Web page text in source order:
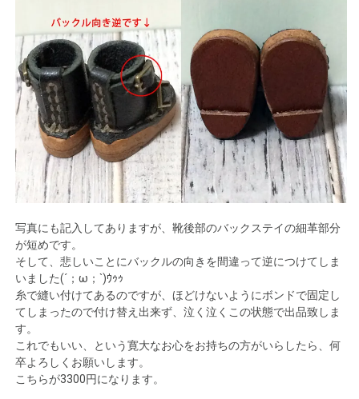
写真にも記入してありますが、靴後部のバックステイの細革部分
が短めです。
そして、悲しいことにバックルの向きを間違って逆につけてしま
いました(´；ω；`)ｳｩｩ
糸で縫い付けてあるのですが、ほどけないようにボンドで固定し
てしまったので付け替え出来ず、泣く泣くこの状態で出品致しま
す。
これでもいい、という寛大なお心をお持ちの方がいらしたら、何
卒よろしくお願いします。
こちらが3300円になります。